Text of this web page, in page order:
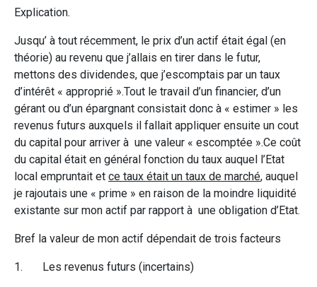
Explication.
Jusqu’ à tout récemment, le prix d’un actif était égal (en
théorie) au revenu que j’allais en tirer dans le futur,
mettons des dividendes, que j’escomptais par un taux
d’intérêt « approprié ».Tout le travail d’un financier, d’un
gérant ou d’un épargnant consistait donc à « estimer » les
revenus futurs auxquels il fallait appliquer ensuite un cout
du capital pour arriver à une valeur « escomptée ».Ce coût
du capital était en général fonction du taux auquel l’Etat
local empruntait et ce taux était un taux de marché, auquel
je rajoutais une « prime » en raison de la moindre liquidité
existante sur mon actif par rapport à une obligation d’Etat.
Bref la valeur de mon actif dépendait de trois facteurs
1. Les revenus futurs (incertains)